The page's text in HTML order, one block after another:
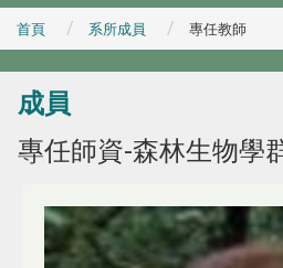
首頁 系所成員 專任教師
成員
專任師資-森林生物學